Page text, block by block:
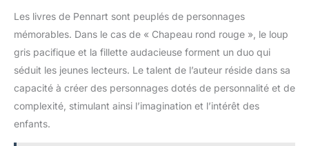
Les livres de Pennart sont peuplés de personnages
mémorables. Dans le cas de « Chapeau rond rouge », le loup
gris pacifique et la fillette audacieuse forment un duo qui
séduit les jeunes lecteurs. Le talent de l’auteur réside dans sa
capacité à créer des personnages dotés de personnalité et de
complexité, stimulant ainsi l’imagination et l’intérêt des
enfants.